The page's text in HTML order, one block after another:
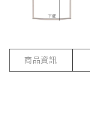
商品資訊